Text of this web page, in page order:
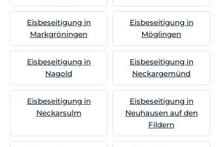
Eisbeseitigung in
Markgröningen
Eisbeseitigung in
Möglingen
Eisbeseitigung in
Nagold
Eisbeseitigung in
Neckargemünd
Eisbeseitigung in
Neckarsulm
Eisbeseitigung in
Neuhausen auf den
Fildern